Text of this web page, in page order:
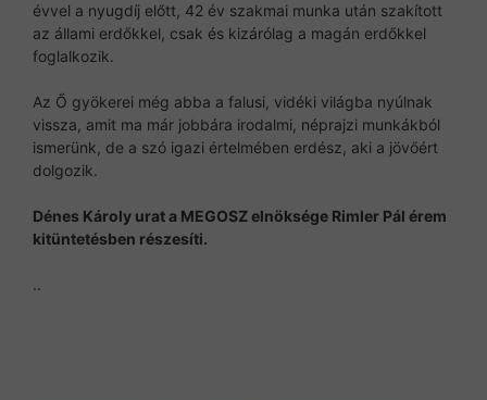
évvel a nyugdíj előtt, 42 év szakmai munka után szakított
az állami erdőkkel, csak és kizárólag a magán erdőkkel
foglalkozik.
Az Ő gyökerei még abba a falusi, vidéki világba nyúlnak
vissza, amit ma már jobbára irodalmi, néprajzi munkákból
ismerünk, de a szó igazi értelmében erdész, aki a jövőért
dolgozik.
Dénes Károly urat a MEGOSZ elnöksége Rimler Pál érem
kitüntetésben részesíti.
..